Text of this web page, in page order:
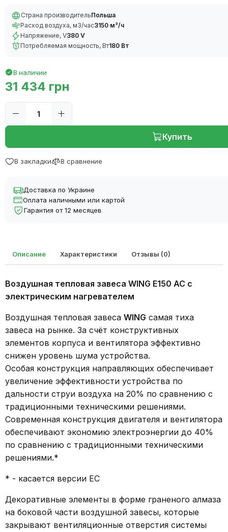
Страна производительПольша
Расход воздуха, м3/час3150 м³/ч
Напряжение, V380 V
Потребляемая мощность, Вт180 Вт
В наличии
31 434 грн
Купить
В закладки В сравнение
Доставка по Украине
Оплата наличными или картой
Гарантия от 12 месяцев
Описание Характеристики Отзывы (0)
Воздушная тепловая завеса WING E150 AC с
электрическим нагревателем
Воздушная тепловая завеса WING самая тиха
завеса на рынке. За счёт конструктивных
элементов корпуса и вентилятора эффективно
снижен уровень шума устройства.
Особая конструкция направляющих обеспечивает
увеличение эффективности устройства по
дальности струи воздуха на 20% по сравнению с
традиционными техническими решениями.
Современная конструкция двигателя и вентилятора
обеспечивают экономию электроэнергии до 40%
по сравнению с традиционными техническими
решениями.*
* - касается версии EC
Декоративные элементы в форме граненого алмаза
на боковой части воздушной завесы, которые
закрывают вентиляционные отверстия системы